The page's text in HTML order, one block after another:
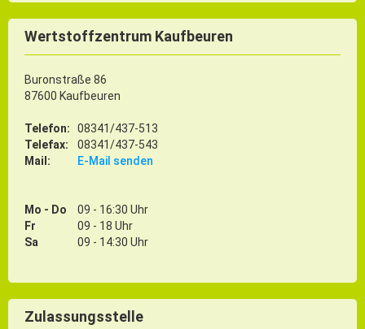
Wertstoffzentrum Kaufbeuren
Buronstraße 86
87600 Kaufbeuren
Telefon:
08341/437-513
Telefax:
08341/437-543
Mail:
E-Mail senden
Mo - Do
09 - 16:30 Uhr
Fr
09 - 18 Uhr
Sa
09 - 14:30 Uhr
Zulassungsstelle